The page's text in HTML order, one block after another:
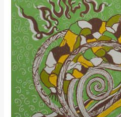
Dark
Lauter